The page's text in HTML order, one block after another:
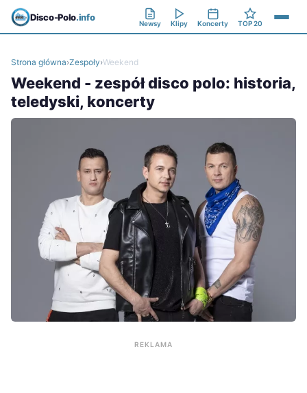
Disco-Polo.info
Newsy Klipy Koncerty TOP 20
Strona główna›Zespoły›Weekend
Weekend - zespół disco polo: historia,
teledyski, koncerty
REKLAMA